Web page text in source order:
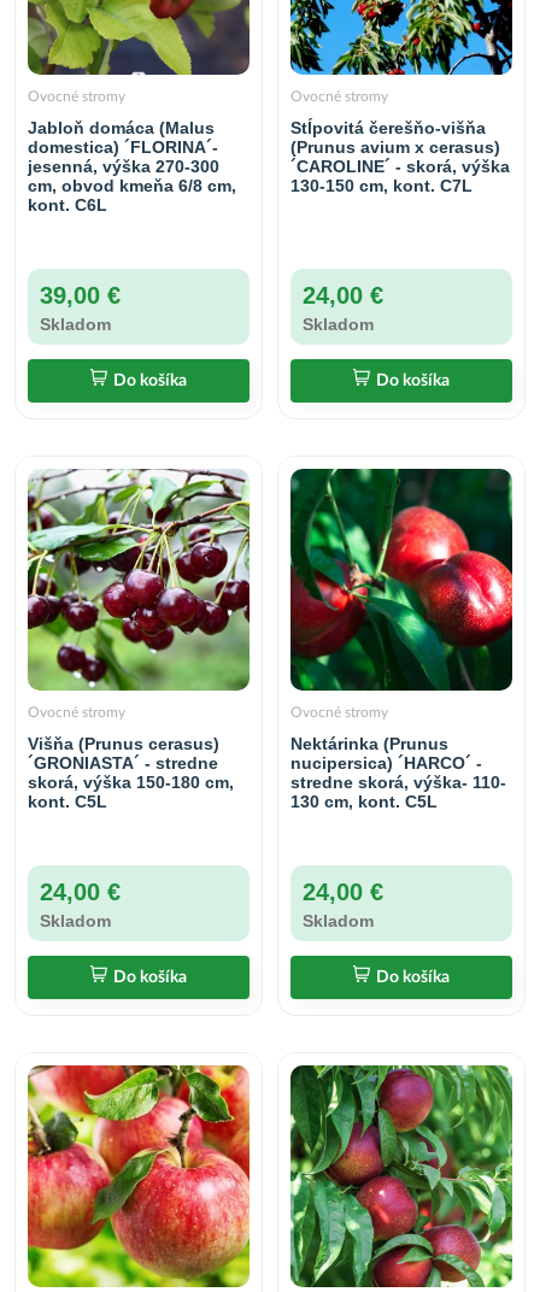
Ovocné stromy
Jabloň domáca (Malus
domestica) ´FLORINA´-
jesenná, výška 270-300
cm, obvod kmeňa 6/8 cm,
kont. C6L
39,00 €
Skladom
Do košíka
Ovocné stromy
Stĺpovitá čerešňo-višňa
(Prunus avium x cerasus)
´CAROLINE´ - skorá, výška
130-150 cm, kont. C7L
24,00 €
Skladom
Do košíka
Ovocné stromy
Višňa (Prunus cerasus)
´GRONIASTA´ - stredne
skorá, výška 150-180 cm,
kont. C5L
24,00 €
Skladom
Do košíka
Ovocné stromy
Nektárinka (Prunus
nucipersica) ´HARCO´ -
stredne skorá, výška- 110-
130 cm, kont. C5L
24,00 €
Skladom
Do košíka